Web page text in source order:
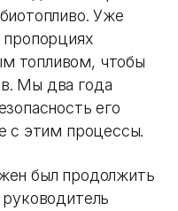
Уже
пропорциях
топливом, чтобы
Мы два года
его
с этим процессы.
был продолжить